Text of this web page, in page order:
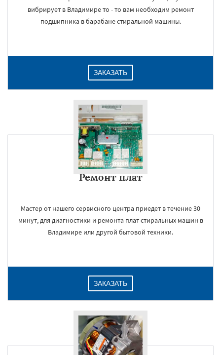
вибрирует в Владимире то - то вам необходим ремонт
подшипника в барабане стиральной машины.
ЗАКАЗАТЬ
Ремонт плат
Мастер от нашего сервисного центра приедет в течение 30
минут, для диагностики и ремонта плат стиральных машин в
Владимире или другой бытовой техники.
ЗАКАЗАТЬ